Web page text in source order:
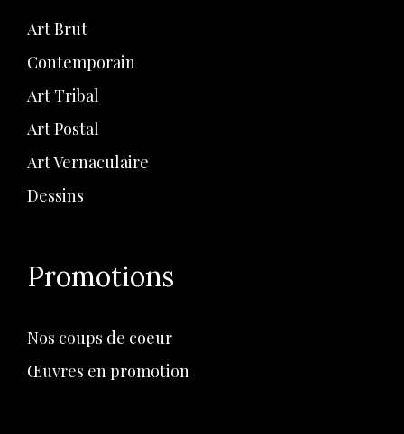
Art Brut
Contemporain
Art Tribal
Art Postal
Art Vernaculaire
Dessins
Promotions
Nos coups de coeur
Œuvres en promotion